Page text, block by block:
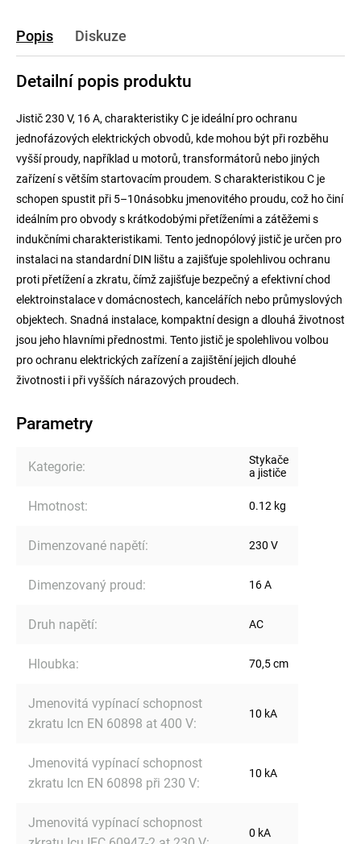
Popis Diskuze
Detailní popis produktu
Jistič 230 V, 16 A, charakteristiky C je ideální pro ochranu
jednofázových elektrických obvodů, kde mohou být při rozběhu
vyšší proudy, například u motorů, transformátorů nebo jiných
zařízení s větším startovacím proudem. S charakteristikou C je
schopen spustit při 5–10násobku jmenovitého proudu, což ho činí
ideálním pro obvody s krátkodobými přetíženími a zátěžemi s
indukčními charakteristikami. Tento jednopólový jistič je určen pro
instalaci na standardní DIN lištu a zajišťuje spolehlivou ochranu
proti přetížení a zkratu, čímž zajišťuje bezpečný a efektivní chod
elektroinstalace v domácnostech, kancelářích nebo průmyslových
objektech. Snadná instalace, kompaktní design a dlouhá životnost
jsou jeho hlavními přednostmi. Tento jistič je spolehlivou volbou
pro ochranu elektrických zařízení a zajištění jejich dlouhé
životnosti i při vyšších nárazových proudech.
Parametry
Kategorie:
Stykače
a jističe
Hmotnost: 0.12 kg
Dimenzované napětí: 230 V
Dimenzovaný proud: 16 A
Druh napětí: AC
Hloubka: 70,5 cm
Jmenovitá vypínací schopnost
zkratu Icn EN 60898 at 400 V:
10 kA
Jmenovitá vypínací schopnost
zkratu Icn EN 60898 při 230 V:
10 kA
Jmenovitá vypínací schopnost
0 kA